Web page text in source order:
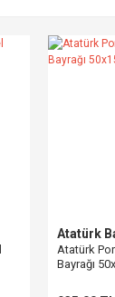
Atatürk
Atatürk
Bayrağı